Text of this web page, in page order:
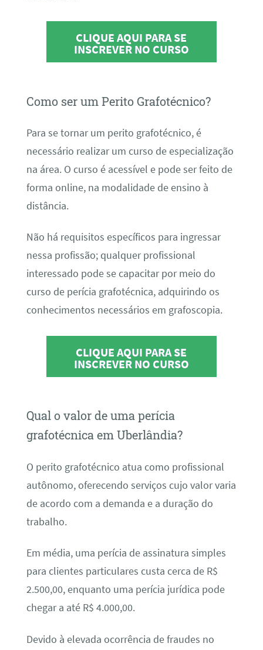
CLIQUE AQUI PARA SE
INSCREVER NO CURSO
Como ser um Perito Grafotécnico?
Para se tornar um perito grafotécnico, é
necessário realizar um curso de especialização
na área. O curso é acessível e pode ser feito de
forma online, na modalidade de ensino à
distância.
Não há requisitos específicos para ingressar
nessa profissão; qualquer profissional
interessado pode se capacitar por meio do
curso de perícia grafotécnica, adquirindo os
conhecimentos necessários em grafoscopia.
CLIQUE AQUI PARA SE
INSCREVER NO CURSO
Qual o valor de uma perícia
grafotécnica em Uberlândia?
O perito grafotécnico atua como profissional
autônomo, oferecendo serviços cujo valor varia
de acordo com a demanda e a duração do
trabalho.
Em média, uma perícia de assinatura simples
para clientes particulares custa cerca de R$
2.500,00, enquanto uma perícia jurídica pode
chegar a até R$ 4.000,00.
Devido à elevada ocorrência de fraudes no